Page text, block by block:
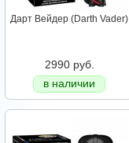
Дарт Вейдер (Darth Vader)
2990 руб.
в наличии